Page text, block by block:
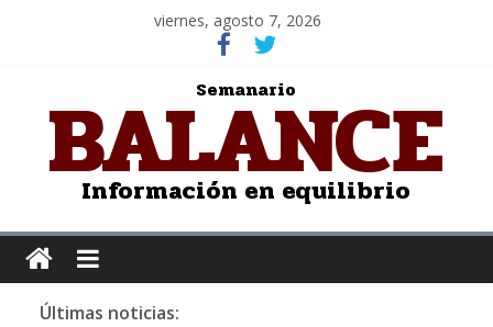
viernes, agosto 7, 2026
Semanario
BALANCE
Información en equilibrio
Últimas noticias: